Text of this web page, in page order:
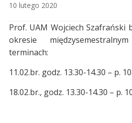
10 lutego 2020
Prof. UAM Wojciech Szafrański
okresie
terminach:
11.02.br. godz. 13.30-14.30 – p.
18.02.br., godz. 13.30-14.30 – p.